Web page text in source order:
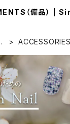
（備品） |
ACCESSORIES